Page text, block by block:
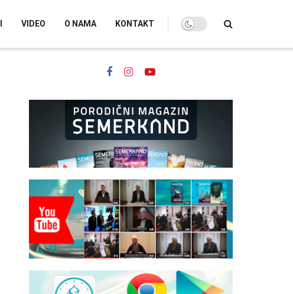
VIDEO O NAMA KONTAKT